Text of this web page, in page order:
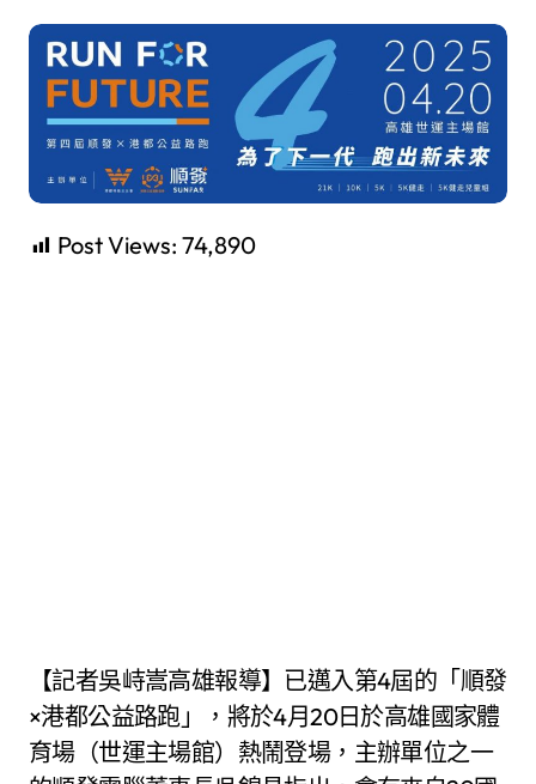
Post Views: 74,890
【記者吳峙嵩高雄報導】已邁入第4屆的「順發
×港都公益路跑」，將於4月20日於高雄國家體
育場（世運主場館）熱鬧登場，主辦單位之一